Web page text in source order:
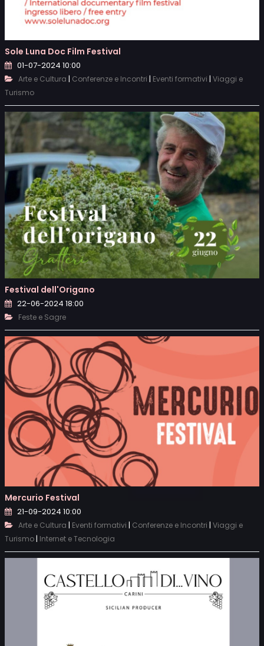
Sole Luna Doc Film Festival
01-07-2024 10:00
Arte e Cultura | Conferenze e Incontri | Eventi formativi | Viaggi e
Turismo
Festival dell'Origano
22-06-2024 18:00
Feste e Sagre
Mercurio Festival
21-09-2024 10:00
Arte e Cultura | Eventi formativi | Conferenze e Incontri | Viaggi e
Turismo | Internet e Tecnologia